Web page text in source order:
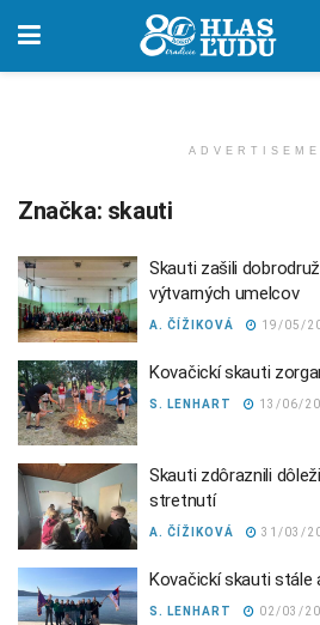
Značka: skauti
Skauti zašili
výtvarných umelcov
A. ČÍŽIKOVÁ 19/05/
Kovačickí skauti
S. LENHART 13/06/
Skauti zdôraznili
stretnutí
A. ČÍŽIKOVÁ 31/03/
Kovačickí skauti stále
S. LENHART 02/03/